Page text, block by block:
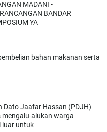
MADANI -
BANDAR
YA
bahan makanan serta
Dato Jaafar Hassan (PDJH)
mengalu-alukan warga
luar untuk